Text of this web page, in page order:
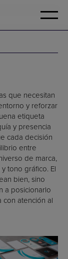
que necesitan
y reforzar
etiqueta
y presencia
cada decisión
entre
de marca,
tono gráfico. El
bien, sino
a posicionarlo
con atención al